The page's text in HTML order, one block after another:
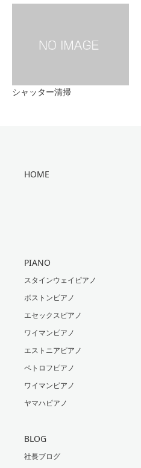
シャッター清掃
HOME
PIANO
スタインウェイピアノ
ボストンピアノ
エセックスピアノ
ワイマンピアノ
エストニアピアノ
ペトロフピアノ
ワイマンピアノ
ヤマハピアノ
BLOG
社長ブログ